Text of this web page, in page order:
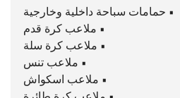
• حمامات سباحة داخلية وخارجية
• ملاعب كرة قدم
• ملاعب كرة سلة
• ملاعب تنس
• ملاعب اسكواش